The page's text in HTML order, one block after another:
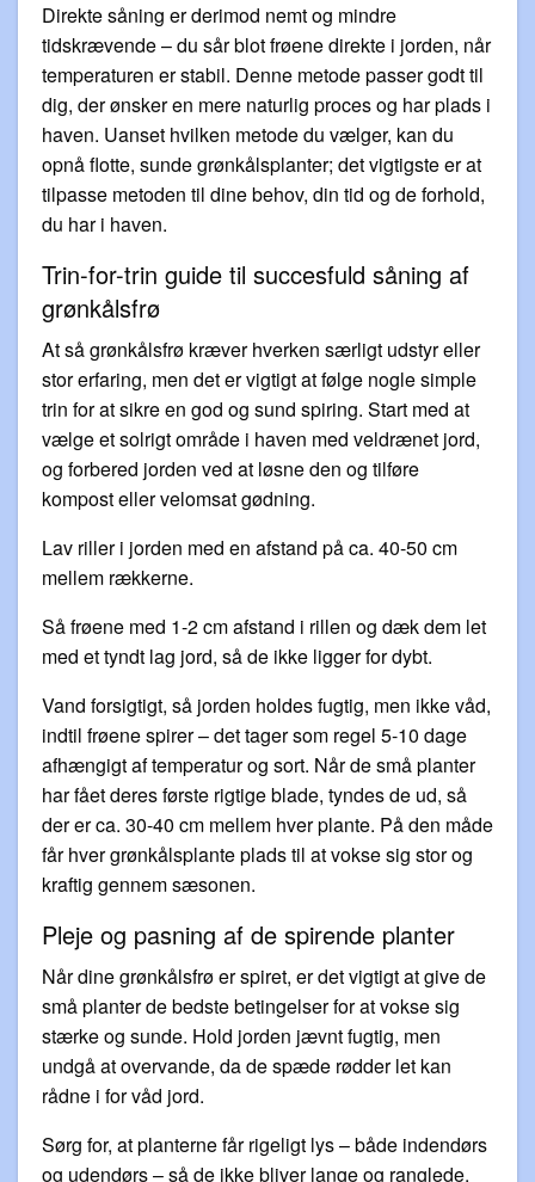
Direkte såning er derimod nemt og mindre
tidskrævende – du sår blot frøene direkte i jorden, når
temperaturen er stabil. Denne metode passer godt til
dig, der ønsker en mere naturlig proces og har plads i
haven. Uanset hvilken metode du vælger, kan du
opnå flotte, sunde grønkålsplanter; det vigtigste er at
tilpasse metoden til dine behov, din tid og de forhold,
du har i haven.
Trin-for-trin guide til succesfuld såning af
grønkålsfrø
At så grønkålsfrø kræver hverken særligt udstyr eller
stor erfaring, men det er vigtigt at følge nogle simple
trin for at sikre en god og sund spiring. Start med at
vælge et solrigt område i haven med veldrænet jord,
og forbered jorden ved at løsne den og tilføre
kompost eller velomsat gødning.
Lav riller i jorden med en afstand på ca. 40-50 cm
mellem rækkerne.
Så frøene med 1-2 cm afstand i rillen og dæk dem let
med et tyndt lag jord, så de ikke ligger for dybt.
Vand forsigtigt, så jorden holdes fugtig, men ikke våd,
indtil frøene spirer – det tager som regel 5-10 dage
afhængigt af temperatur og sort. Når de små planter
har fået deres første rigtige blade, tyndes de ud, så
der er ca. 30-40 cm mellem hver plante. På den måde
får hver grønkålsplante plads til at vokse sig stor og
kraftig gennem sæsonen.
Pleje og pasning af de spirende planter
Når dine grønkålsfrø er spiret, er det vigtigt at give de
små planter de bedste betingelser for at vokse sig
stærke og sunde. Hold jorden jævnt fugtig, men
undgå at overvande, da de spæde rødder let kan
rådne i for våd jord.
Sørg for, at planterne får rigeligt lys – både indendørs
og udendørs – så de ikke bliver lange og ranglede.